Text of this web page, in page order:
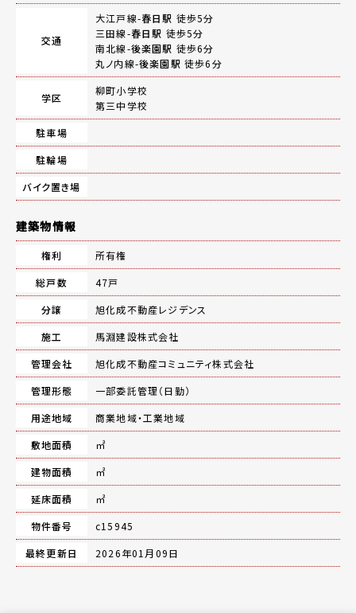
交通
大江戸線-春日駅 徒歩5分
三田線-春日駅 徒歩5分
南北線-後楽園駅 徒歩6分
丸ノ内線-後楽園駅 徒歩6分
学区
柳町小学校
第三中学校
駐車場
駐輪場
バイク置き場
建築物情報
権利
所有権
総戸数
47戸
分譲
旭化成不動産レジデンス
施工
馬淵建設株式会社
管理会社
旭化成不動産コミュニティ株式会社
管理形態
一部委託管理（日勤）
用途地域
商業地域・工業地域
敷地面積
㎡
建物面積
㎡
延床面積
㎡
物件番号
c15945
最終更新日
2026年01月09日